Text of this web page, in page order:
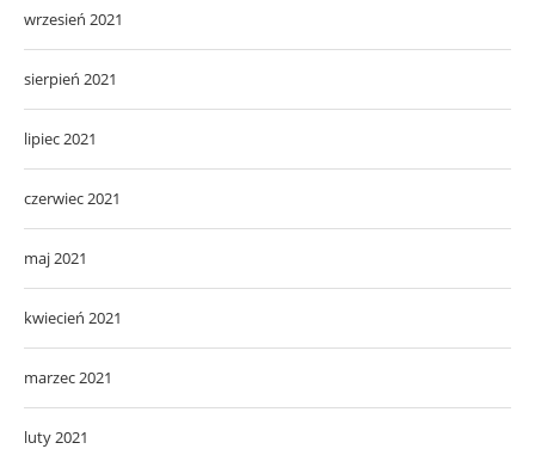
wrzesień 2021
sierpień 2021
lipiec 2021
czerwiec 2021
maj 2021
kwiecień 2021
marzec 2021
luty 2021